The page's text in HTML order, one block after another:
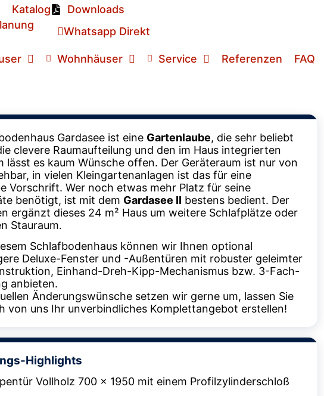
Katalog
Downloads
Whatsapp Direkt
Wohnhäuser Service Referenzen FAQ
Gardasee ist eine Gartenlaube, die sehr beliebt
clevere Raumaufteilung und den im Haus integrierten
lässt es kaum Wünsche offen. Der Geräteraum ist nur von
in vielen Kleingartenanlagen ist das für eine
Vorschrift. Wer noch etwas mehr Platz für seine
benötigt, ist mit dem Gardasee II bestens bedient. Der
ergänzt dieses 24 m² Haus um weitere Schlafplätze oder
Stauraum.
Schlafbodenhaus können wir Ihnen optional
Deluxe-Fenster und -Außentüren mit robuster geleimter
Einhand-Dreh-Kipp-Mechanismus bzw. 3-Fach-
anbieten.
Änderungswünsche setzen wir gerne um, lassen Sie
von uns Ihr unverbindliches Komplettangebot erstellen!
Highlights
Vollholz 700 x 1950 mit einem Profilzylinderschloß